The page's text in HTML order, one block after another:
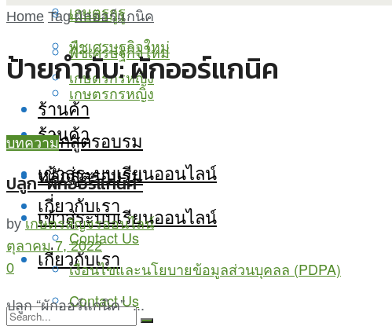
เกษตรกูรู
พืชเศรษฐกิจใหม่
เกษตรกรหญิง
ร้านค้า
หลักสูตรอบรม
เข้าสู่ระบบเรียนออนไลน์
เกี่ยวกับเรา
Contact Us
เกษตรกูรู
พืชเศรษฐกิจใหม่
เกษตรกรหญิง
ร้านค้า
หลักสูตรอบรม
เข้าสู่ระบบเรียนออนไลน์
เกี่ยวกับเรา
Contact Us
เงื่อนไขและนโยบายข้อมูลส่วนบุคลล (PDPA)
Home Tag ผักออร์แกนิค
ป้ายกำกับ:ผักออร์แกนิค
บทความ
ปลูก “ผักออร์แกนิค”
by เกษตรสัญจรออนไลน์
ตุลาคม 7, 2022
0
ปลูก “ผักออร์แกนิค” ...